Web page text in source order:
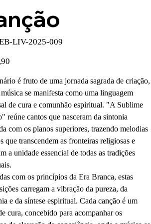
LIV-2025-009
é fruto de uma jornada sagrada de criação,
se manifesta como uma linguagem
de cura e comunhão espiritual. "A Sublime
reúne cantos que nasceram da sintonia
com os planos superiores, trazendo melodias
que transcendem as fronteiras religiosas e
a unidade essencial de todas as tradições
com os princípios da Era Branca, estas
carregam a vibração da pureza, da
e da síntese espiritual. Cada canção é um
cura, concebido para acompanhar os